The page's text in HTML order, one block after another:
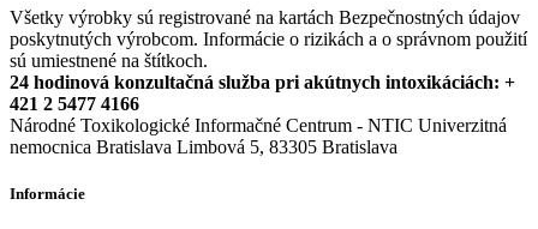
Všetky výrobky sú registrované na kartách Bezpečnostných údajov
poskytnutých výrobcom. Informácie o rizikách a o správnom použití
sú umiestnené na štítkoch.
24 hodinová konzultačná služba pri akútnych intoxikáciách: +
421 2 5477 4166
Národné Toxikologické Informačné Centrum - NTIC Univerzitná
nemocnica Bratislava Limbová 5, 83305 Bratislava
Informácie